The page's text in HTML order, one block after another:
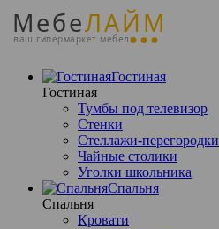
МебеЛАЙМ
ваш гипермаркет мебели
Гостиная
Гостиная
Тумбы под телевизор
Стенки
Стеллажи-перегородки
Чайные столики
Уголки школьника
Спальня
Спальня
Кровати